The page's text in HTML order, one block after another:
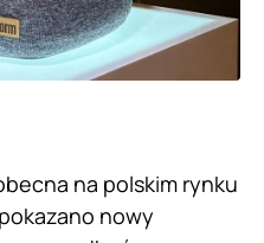
na polskim rynku
nowy